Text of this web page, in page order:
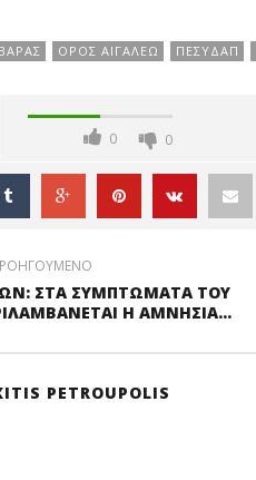
ΟΡΟΣ ΑΙΓΑΛΕΩ ΠΕΣΥΔΑΠ
0 0
ΣΤΑ ΣΥΜΠΤΩΜΑΤΑ ΤΟΥ
Η ΑΜΝΗΣΙΑ…
PETROUPOLIS